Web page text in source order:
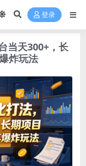
登录
当天300+，长
炸玩法